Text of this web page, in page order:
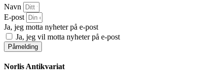
Navn
E-post
Ja, jeg motta nyheter på e-post
Ja, jeg vil motta nyheter på e-post
Påmelding
Norlis Antikvariat